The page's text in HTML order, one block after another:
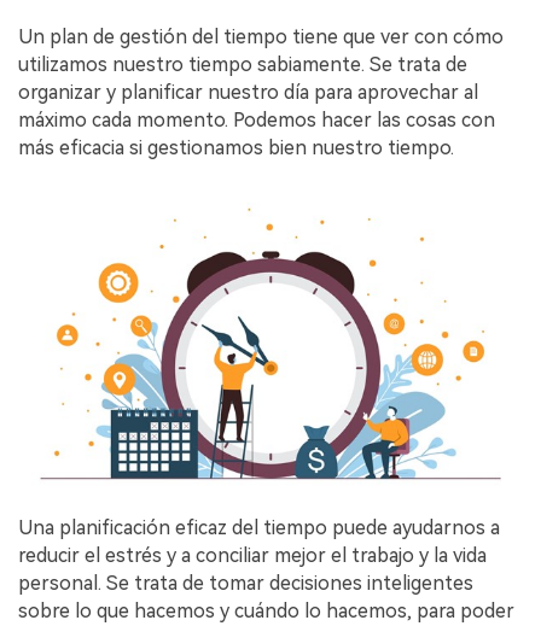
Un plan de gestión del tiempo tiene que ver con cómo
utilizamos nuestro tiempo sabiamente. Se trata de
organizar y planificar nuestro día para aprovechar al
máximo cada momento. Podemos hacer las cosas con
más eficacia si gestionamos bien nuestro tiempo.
Una planificación eficaz del tiempo puede ayudarnos a
reducir el estrés y a conciliar mejor el trabajo y la vida
personal. Se trata de tomar decisiones inteligentes
sobre lo que hacemos y cuándo lo hacemos, para poder